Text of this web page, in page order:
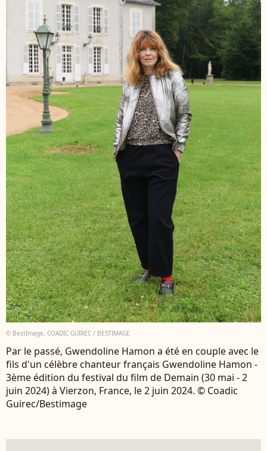
© BestImage, COADIC GUIREC / BESTIMAGE
Par le passé, Gwendoline Hamon a été en couple avec le
fils d'un célèbre chanteur français Gwendoline Hamon -
3ème édition du festival du film de Demain (30 mai - 2
juin 2024) à Vierzon, France, le 2 juin 2024. © Coadic
Guirec/Bestimage